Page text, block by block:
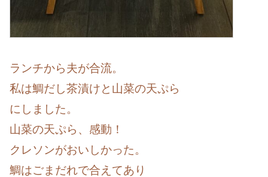
ランチから夫が合流。
私は鯛だし茶漬けと山菜の天ぷら
にしました。
山菜の天ぷら、感動！
クレソンがおいしかった。
鯛はごまだれで合えてあり